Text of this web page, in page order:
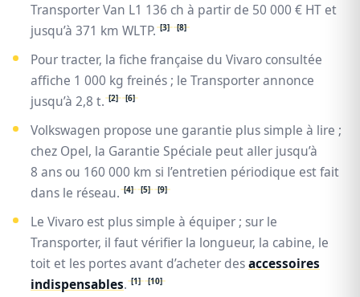
Transporter Van L1 136 ch à partir de 50 000 € HT et
jusqu’à 371 km WLTP. [3] [8]
Pour tracter, la fiche française du Vivaro consultée
affiche 1 000 kg freinés ; le Transporter annonce
jusqu’à 2,8 t. [2] [6]
Volkswagen propose une garantie plus simple à lire ;
chez Opel, la Garantie Spéciale peut aller jusqu’à
8 ans ou 160 000 km si l’entretien périodique est fait
dans le réseau. [4] [5] [9]
Le Vivaro est plus simple à équiper ; sur le
Transporter, il faut vérifier la longueur, la cabine, le
toit et les portes avant d’acheter desaccessoires
indispensables. [1] [10]